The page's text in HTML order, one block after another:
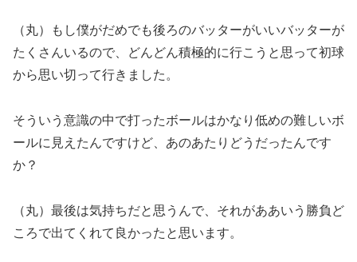
（丸）もし僕がだめでも後ろのバッターがいいバッターが
たくさんいるので、どんどん積極的に行こうと思って初球
から思い切って行きました。
そういう意識の中で打ったボールはかなり低めの難しいボ
ールに見えたんですけど、あのあたりどうだったんです
か？
（丸）最後は気持ちだと思うんで、それがああいう勝負ど
ころで出てくれて良かったと思います。